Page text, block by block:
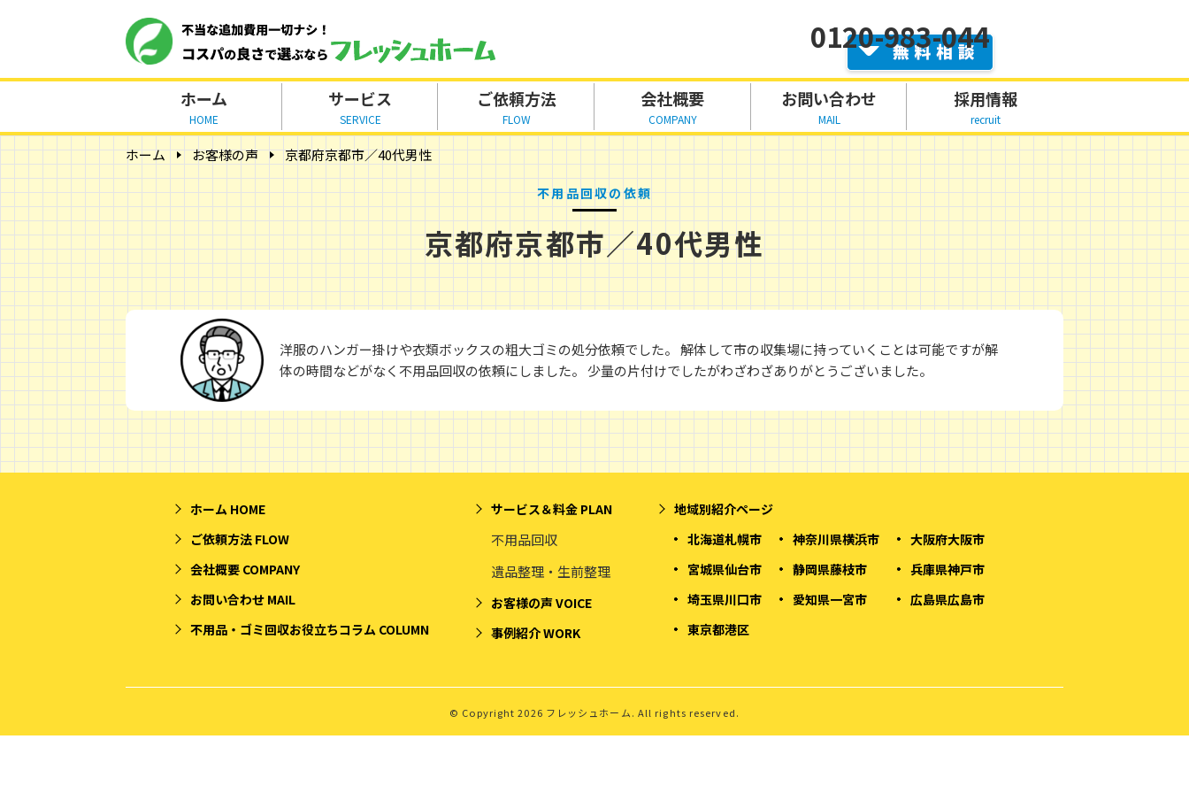
0120-983-044
ホーム
HOME
サービス
SERVICE
ご依頼方法
FLOW
会社概要
COMPANY
お問い合わせ
MAIL
採用情報
recruit
ホーム お客様の声 京都府京都市／40代男性
不用品回収の依頼
京都府京都市／40代男性
洋服のハンガー掛けや衣類ボックスの粗大ゴミの処分依頼でした。 解体して市の収集場に持っていくことは可能ですが解
体の時間などがなく不用品回収の依頼にしました。 少量の片付けでしたがわざわざありがとうございました。
ホーム HOME
ご依頼方法 FLOW
会社概要 COMPANY
お問い合わせ MAIL
不用品・ゴミ回収お役立ちコラム COLUMN
サービス＆料金 PLAN
不用品回収
遺品整理・生前整理
お客様の声VOICE
事例紹介WORK
地域別紹介ページ
北海道札幌市
宮城県仙台市
埼玉県川口市
東京都港区
神奈川県横浜市
静岡県藤枝市
愛知県一宮市
大阪府大阪市
兵庫県神戸市
広島県広島市
© Copyright 2026 フレッシュホーム. All rights reserved.